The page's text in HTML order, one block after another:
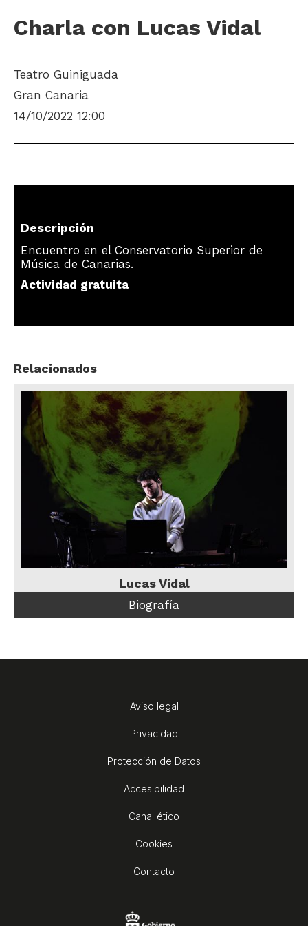
Charla con Lucas Vidal
Teatro Guiniguada
Gran Canaria
14/10/2022 12:00
Descripción
Encuentro en el Conservatorio Superior de
Música de Canarias.
Actividad gratuita
Relacionados
Lucas Vidal
Biografía
Aviso legal
Privacidad
Protección de Datos
Accesibilidad
Canal ético
Cookies
Contacto